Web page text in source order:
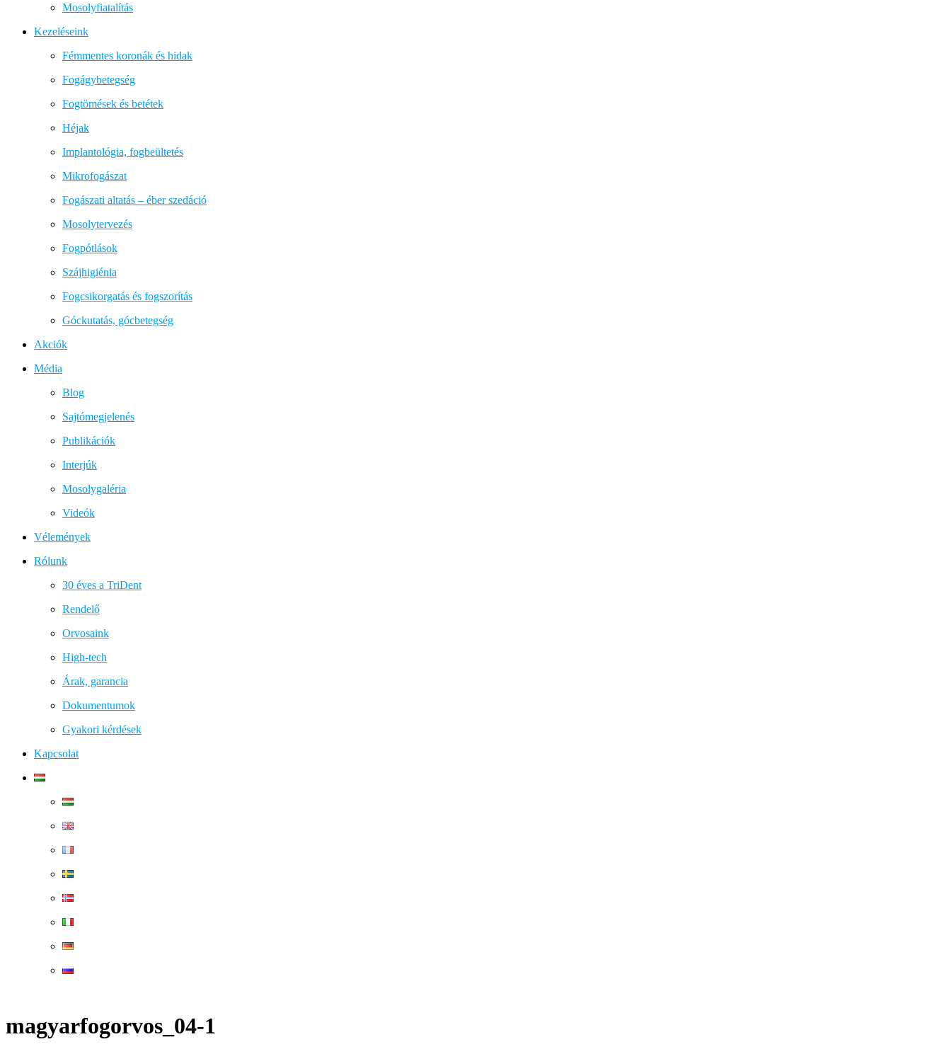
Mosolyfiatalítás
Kezeléseink
Fémmentes koronák és hidak
Fogágybetegség
Fogtömések és betétek
Héjak
Implantológia, fogbeültetés
Mikrofogászat
Fogászati altatás – éber szedáció
Mosolytervezés
Fogpótlások
Szájhigiénia
Fogcsikorgatás és fogszorítás
Góckutatás, gócbetegség
Akciók
Média
Blog
Sajtómegjelenés
Publikációk
Interjúk
Mosolygaléria
Videók
Vélemények
Rólunk
30 éves a TriDent
Rendelő
Orvosaink
High-tech
Árak, garancia
Dokumentumok
Gyakori kérdések
Kapcsolat
magyarfogorvos_04-1